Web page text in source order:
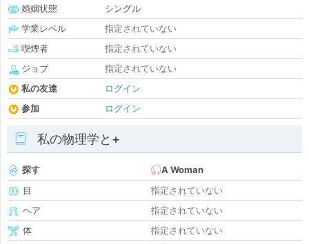
婚姻状態
シングル
学業レベル
指定されていない
喫煙者
指定されていない
ジョブ
指定されていない
私の友達
ログイン
参加
ログイン
私の物理学と+
探す
A Woman
目
指定されていない
ヘア
指定されていない
体
指定されていない